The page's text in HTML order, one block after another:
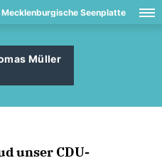
Seenplatte
Müller
unser CDU-